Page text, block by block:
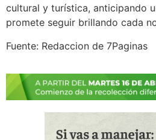
cultural y turística, anticipando
promete seguir brillando cada
Fuente: Redaccion de 7Paginas